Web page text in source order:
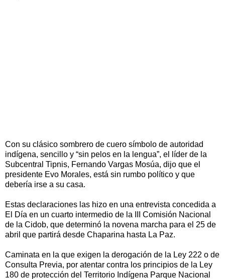
Con su clásico sombrero de cuero símbolo de autoridad
indígena, sencillo y “sin pelos en la lengua”, el líder de la
Subcentral Tipnis, Fernando Vargas Mosúa, dijo que el
presidente Evo Morales, está sin rumbo político y que
debería irse a su casa.
Estas declaraciones las hizo en una entrevista concedida a
El Día en un cuarto intermedio de la III Comisión Nacional
de la Cidob, que determinó la novena marcha para el 25 de
abril que partirá desde Chaparina hasta La Paz.
Caminata en la que exigen la derogación de la Ley 222 o de
Consulta Previa, por atentar contra los principios de la Ley
180 de protección del Territorio Indígena Parque Nacional